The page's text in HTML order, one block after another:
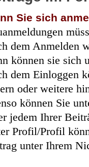
Sie sich
dem Anmelden
können sie sich
dem Einloggen
oder weitere
können Sie
jedem Ihrer
Profil/Profil
unter Ihrem